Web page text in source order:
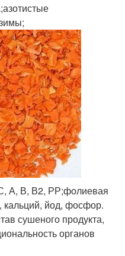
А, В, В2, РР;фолиевая
кальций, йод, фосфор.
сушеного продукта,
органов